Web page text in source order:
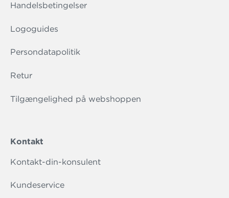
Handelsbetingelser
Logoguides
Persondatapolitik
Retur
Tilgængelighed på webshoppen
Kontakt
Kontakt-din-konsulent
Kundeservice